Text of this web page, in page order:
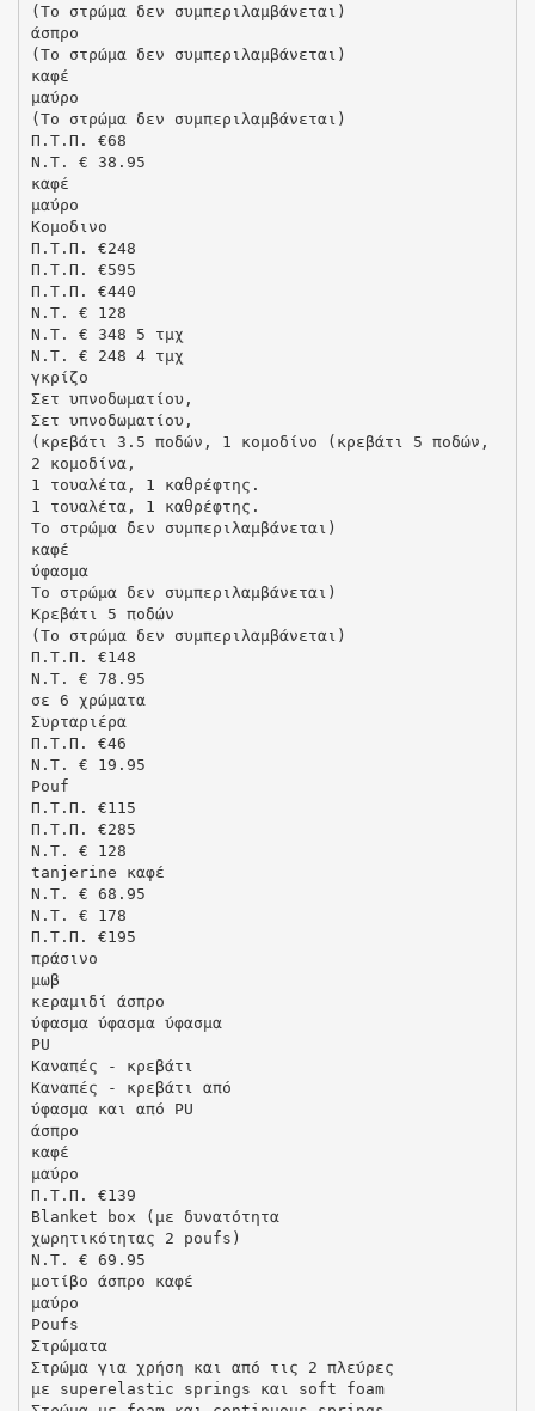
(Το στρώμα δεν συμπεριλαμβάνεται)
άσπρο
(Το στρώμα δεν συμπεριλαμβάνεται)
καφέ
μαύρο
(Το στρώμα δεν συμπεριλαμβάνεται)
Π.Τ.Π. €68
N.T. € 38.95
καφέ
μαύρο
Koμοδινο
Π.Τ.Π. €248
Π.Τ.Π. €595
Π.Τ.Π. €440
N.T. € 128
N.T. € 348 5 τμχ
N.T. € 248 4 τμχ
γκρίζο
Σετ υπνοδωματίου,
Σετ υπνοδωματίου,
(κρεβάτι 3.5 ποδών, 1 κομοδίνο (κρεβάτι 5 ποδών,
2 κομοδίνα,
1 τουαλέτα, 1 καθρέφτης.
1 τουαλέτα, 1 καθρέφτης.
Το στρώμα δεν συμπεριλαμβάνεται)
καφέ
ύφασμα
Το στρώμα δεν συμπεριλαμβάνεται)
Kρεβάτι 5 ποδών
(Το στρώμα δεν συμπεριλαμβάνεται)
Π.Τ.Π. €148
N.T. € 78.95
σε 6 χρώματα
Συρταριέρα
Π.Τ.Π. €46
N.T. € 19.95
Pouf
Π.Τ.Π. €115
Π.Τ.Π. €285
N.T. € 128
tanjerine καφέ
N.T. € 68.95
N.T. € 178
Π.Τ.Π. €195
πράσινο
μωβ
κεραμιδί άσπρο
ύφασμα ύφασμα ύφασμα
PU
Καναπές - κρεβάτι
Καναπές - κρεβάτι από
ύφασμα και από PU
άσπρο
καφέ
μαύρο
Π.Τ.Π. €139
Blanket box (με δυνατότητα
χωρητικότητας 2 poufs)
N.T. € 69.95
μοτίβο άσπρο καφέ
μαύρο
Poufs
Στρώματα
Στρώμα για χρήση και από τις 2 πλεύρες
με superelastic springs και soft foam